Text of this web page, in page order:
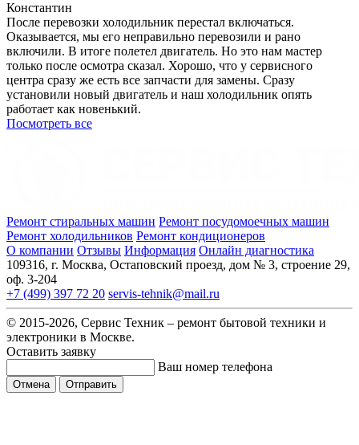
Константин
После перевозки холодильник перестал включаться.
Оказывается, мы его неправильно перевозили и рано
включили. В итоге полетел двигатель. Но это нам мастер
только после осмотра сказал. Хорошо, что у сервисного
центра сразу же есть все запчасти для замены. Сразу
установили новый двигатель и наш холодильник опять
работает как новенький.
Посмотреть все
Ремонт стиральных машин Ремонт посудомоечных машин
Ремонт холодильников Ремонт кондиционеров
О компании Отзывы Информация Онлайн диагностика
109316, г. Москва, Остаповский проезд, дом № 3, строение 29,
оф. 3-204
+7 (499) 397 72 20 servis-tehnik@mail.ru
© 2015-2026, Сервис Техник – ремонт бытовой техники и
электроники в Москве.
Оставить заявку
Ваш номер телефона
Отмена Отправить